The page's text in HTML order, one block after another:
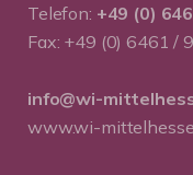
Telefon: +49 (0)
Fax: +49 (0) 6461 /
info@wi-
www.wi-